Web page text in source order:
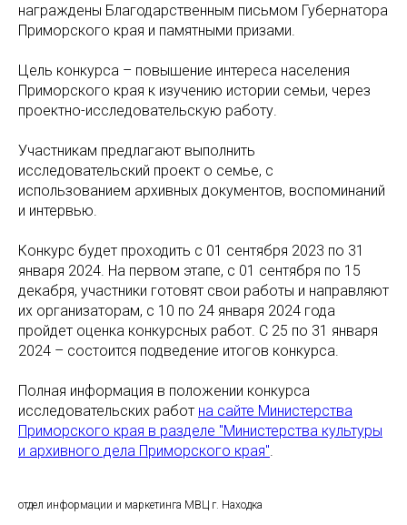
награждены Благодарственным письмом Губернатора
Приморского края и памятными призами.
Цель конкурса – повышение интереса населения
Приморского края к изучению истории семьи, через
проектно-исследовательскую работу.
Участникам предлагают выполнить
исследовательский проект о семье, с
использованием архивных документов, воспоминаний
и интервью.
Конкурс будет проходить с 01 сентября 2023 по 31
января 2024. На первом этапе, с 01 сентября по 15
декабря, участники готовят свои работы и направляют
их организаторам, с 10 по 24 января 2024 года
пройдет оценка конкурсных работ. С 25 по 31 января
2024 – состоится подведение итогов конкурса.
Полная информация в положении конкурса
исследовательских работ на сайте Министерства
Приморского края в разделе "Министерства культуры
и архивного дела Приморского края"
отдел информации и маркетинга МВЦ г. Находка